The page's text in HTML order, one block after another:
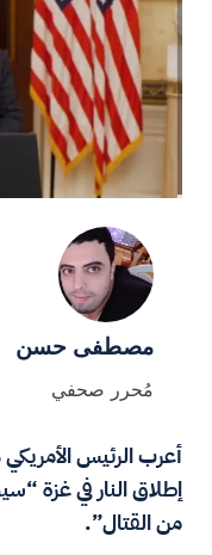
مصطفى حسن
مُحرر صحفي
أعرب الرئيس
إطلاق النار في غزة
من القتال”.